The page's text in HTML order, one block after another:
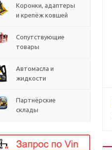
Коронки, адаптеры
и крепёж ковшей
Сопутствующие
товары
Автомасла и
жидкости
Партнёрские
склады